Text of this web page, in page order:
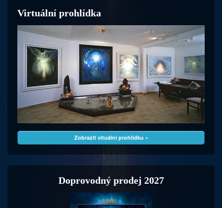
Virtuální prohlídka
Zobrazit vituální prohlídku »
Doprovodný prodej 2027